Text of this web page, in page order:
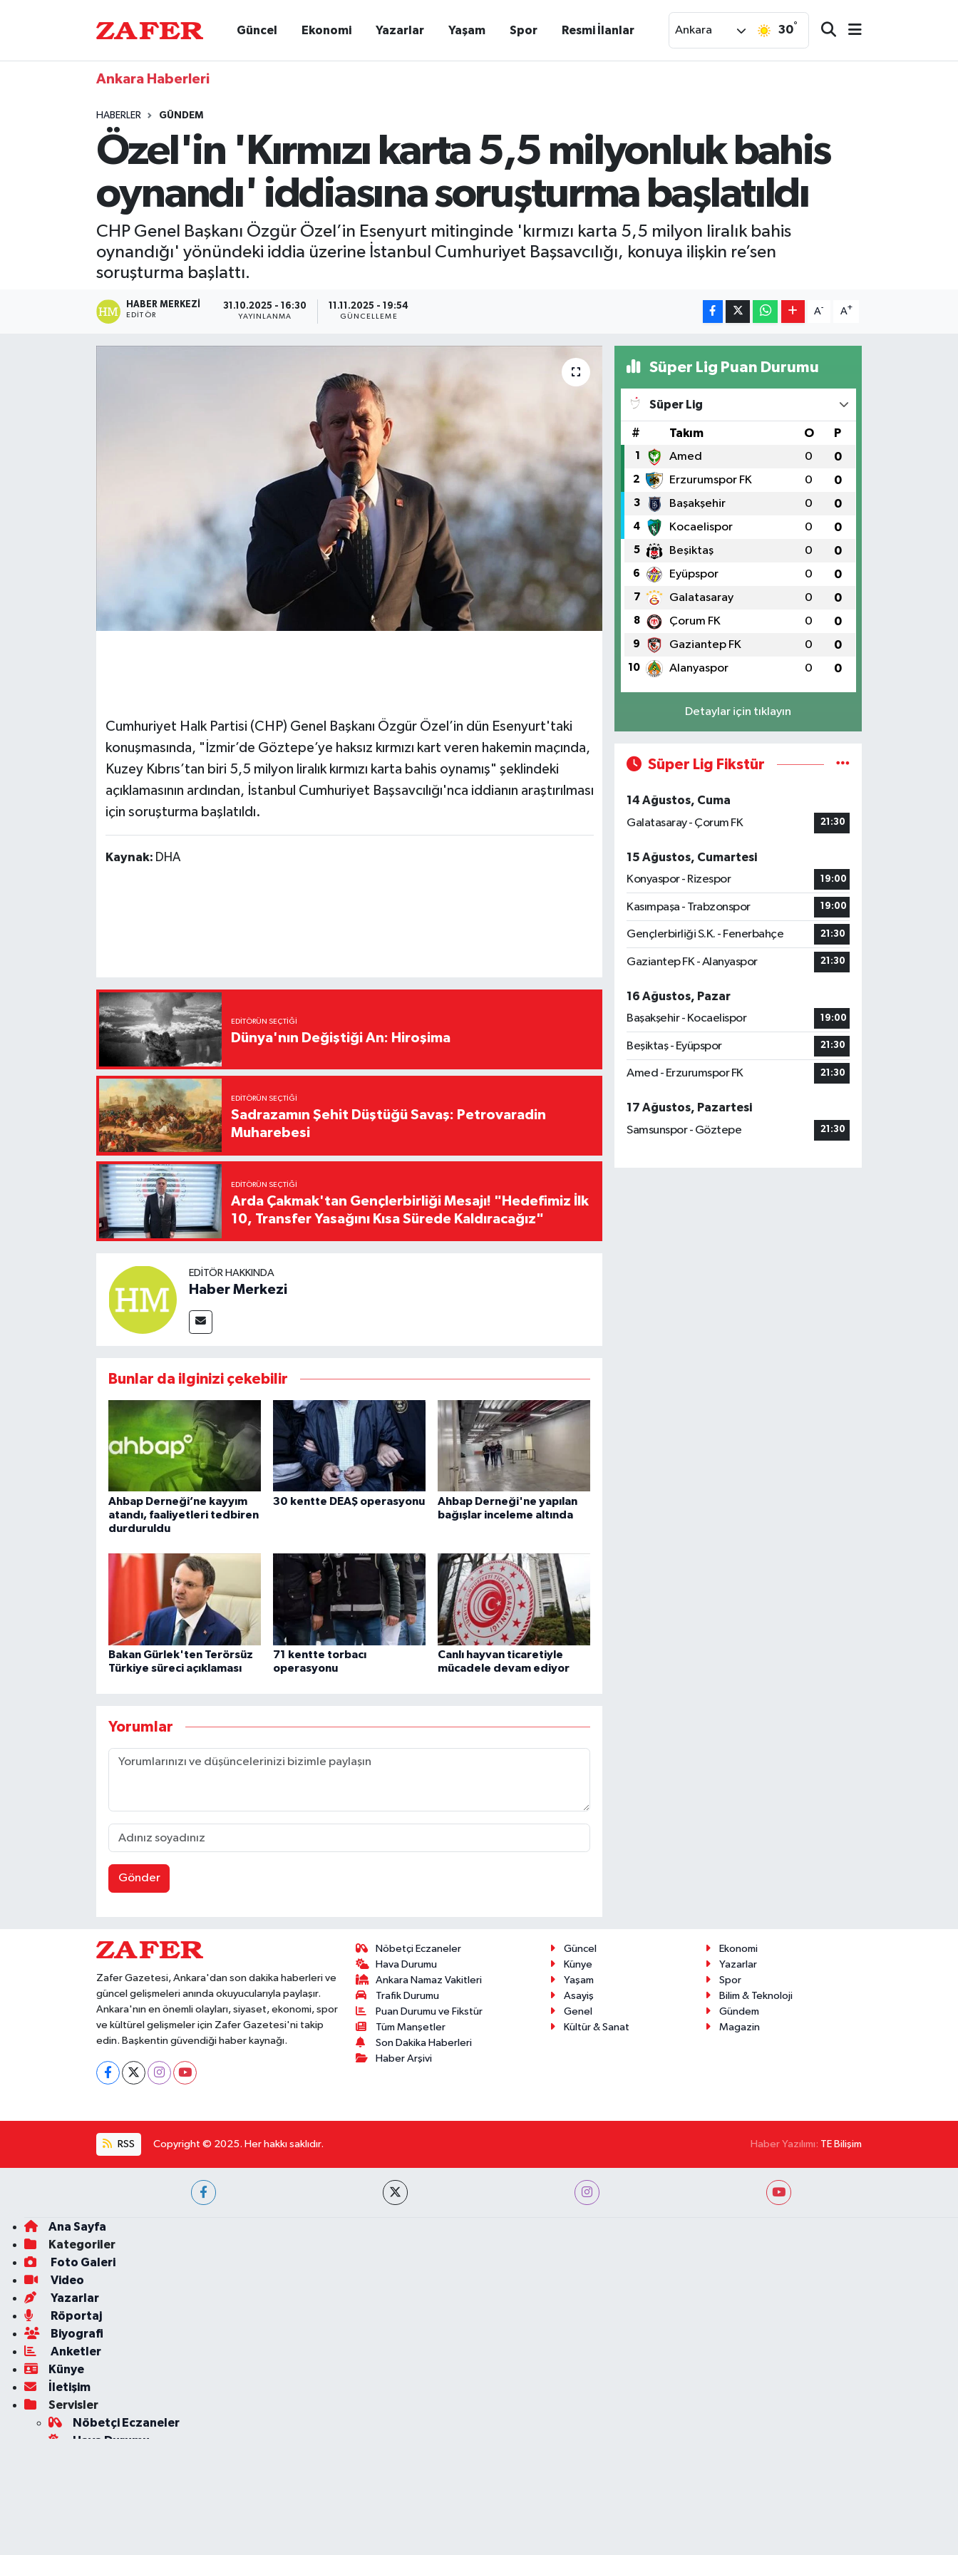
Güncel Ekonomi Yazarlar Yaşam Spor Resmi İlanlar Ankara 30°
Ankara Haberleri
HABERLER GÜNDEM
Özel'in 'Kırmızı karta 5,5 milyonluk bahis
oynandı' iddiasına soruşturma başlatıldı
CHP Genel Başkanı Özgür Özel’in Esenyurt mitinginde 'kırmızı karta 5,5 milyon liralık bahis
oynandığı' yönündeki iddia üzerine İstanbul Cumhuriyet Başsavcılığı, konuya ilişkin re’sen
soruşturma başlattı.
HABER MERKEZI
EDITÖR
31.10.2025 - 16:30
YAYINLANMA
11.11.2025 - 19:54
GÜNCELLEME
A- A+
Cumhuriyet Halk Partisi (CHP) Genel Başkanı Özgür Özel’in dün Esenyurt'taki
konuşmasında, "İzmir’de Göztepe’ye haksız kırmızı kart veren hakemin maçında,
Kuzey Kıbrıs’tan biri 5,5 milyon liralık kırmızı karta bahis oynamış" şeklindeki
açıklamasının ardından, İstanbul Cumhuriyet Başsavcılığı'nca iddianın araştırılması
için soruşturma başlatıldı.
Kaynak: DHA
EDITÖRÜN SEÇTIĞI
Dünya'nın Değiştiği An: Hiroşima
EDITÖRÜN SEÇTIĞI
Sadrazamın Şehit Düştüğü Savaş: Petrovaradin
Muharebesi
EDITÖRÜN SEÇTIĞI
Arda Çakmak'tan Gençlerbirliği Mesajı! "Hedefimiz İlk
10, Transfer Yasağını Kısa Sürede Kaldıracağız"
EDITÖR HAKKINDA
Haber Merkezi
Bunlar da ilginizi çekebilir
Ahbap Derneği’ne kayyım
atandı, faaliyetleri tedbiren
durduruldu
30 kentte DEAŞ operasyonu
Ahbap Derneği'ne yapılan
bağışlar inceleme altında
Bakan Gürlek'ten Terörsüz
Türkiye süreci açıklaması
71 kentte torbacı
operasyonu
Canlı hayvan ticaretiyle
mücadele devam ediyor
Yorumlar
Gönder
Süper Lig Puan Durumu
Süper Lig
# Takım O P
1 Amed 0 0
2 Erzurumspor FK 0 0
3 Başakşehir 0 0
4 Kocaelispor 0 0
5 Beşiktaş 0 0
6 Eyüpspor 0 0
7 Galatasaray 0 0
8 Çorum FK 0 0
9 Gaziantep FK 0 0
10 Alanyaspor 0 0
Detaylar için tıklayın
Süper Lig Fikstür
14 Ağustos, Cuma
Galatasaray - Çorum FK
21:30
15 Ağustos, Cumartesi
Konyaspor - Rizespor
19:00
Kasımpaşa - Trabzonspor 19:00
Gençlerbirliği S.K. - Fenerbahçe 21:30
Gaziantep FK - Alanyaspor 21:30
16 Ağustos, Pazar
Başakşehir - Kocaelispor
19:00
Beşiktaş - Eyüpspor 21:30
Amed - Erzurumspor FK 21:30
17 Ağustos, Pazartesi
Samsunspor - Göztepe
21:30
Zafer Gazetesi, Ankara'dan son dakika haberleri ve
güncel gelişmeleri anında okuyucularıyla paylaşır.
Ankara'nın en önemli olayları, siyaset, ekonomi, spor
ve kültürel gelişmeler için Zafer Gazetesi'ni takip
edin. Başkentin güvendiği haber kaynağı.
Nöbetçi Eczaneler
Hava Durumu
Ankara Namaz Vakitleri
Trafik Durumu
Puan Durumu ve Fikstür
Tüm Manşetler
Son Dakika Haberleri
Haber Arşivi
Güncel
Ekonomi
Künye
Yazarlar
Yaşam
Spor
Asayiş
Bilim & Teknoloji
Genel
Gündem
Kültür & Sanat
Magazin
RSS Copyright © 2025. Her hakkı saklıdır. Haber Yazılımı: TE Bilişim
Ana Sayfa
Kategoriler
Foto Galeri
Video
Yazarlar
Röportaj
Biyografi
Anketler
Künye
İletişim
Servisler
Nöbetçi Eczaneler
Hava Durumu